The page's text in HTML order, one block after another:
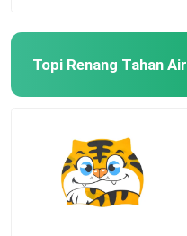
Topi Renang Tahan Air